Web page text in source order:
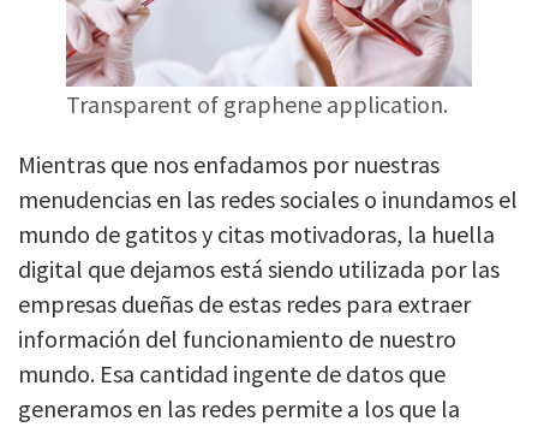
Transparent of graphene application.
Mientras que nos enfadamos por nuestras
menudencias en las redes sociales o inundamos el
mundo de gatitos y citas motivadoras, la huella
digital que dejamos está siendo utilizada por las
empresas dueñas de estas redes para extraer
información del funcionamiento de nuestro
mundo. Esa cantidad ingente de datos que
generamos en las redes permite a los que la